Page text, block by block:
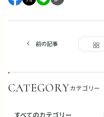
前の記事
CATEGORYカテゴリー
すべてのカテゴリー